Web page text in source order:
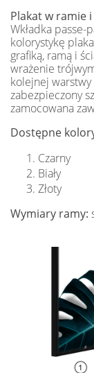
Plakat w ramie
Wkładka
kolorystykę
grafiką, ramą i
wrażenie
kolejnej
zabezpieczony
zamocowana
Dostępne
Czarny
Biały
Złoty
Wymiary ramy: